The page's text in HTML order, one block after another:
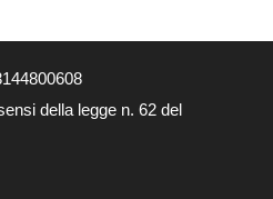
della legge n. 62 del